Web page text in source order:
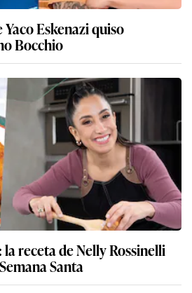
Eskenazi quiso
Bocchio
receta de Nelly Rossinelli
Santa